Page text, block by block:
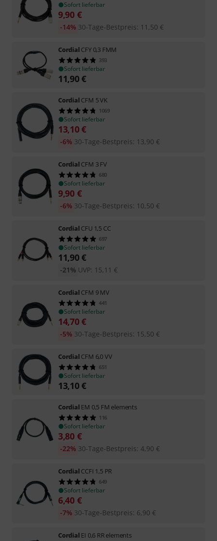
Sofort lieferbar
9,90 €
30-Tage-Bestpreis: 11,50 €
-14%
Cordial CFY 0,3 FMM
393
Sofort lieferbar
11,90€
Cordial CFM 5 VK
1069
Sofort lieferbar
13,10€
30-Tage-Bestpreis: 13,90 €
-6%
Cordial CFM 3 FV
680
Sofort lieferbar
9,90 €
30-Tage-Bestpreis: 10,50 €
-6%
Cordial CFU 1,5 CC
697
Sofort lieferbar
11,90€
UVP: 15,11 €
-21%
Cordial CFM 9 MV
441
Sofort lieferbar
14,70€
30-Tage-Bestpreis: 15,50 €
-5%
Cordial CFM 6,0 VV
651
Sofort lieferbar
13,10€
Cordial EM 0,5 FM elements
116
Sofort lieferbar
3,80 €
30-Tage-Bestpreis: 4,90 €
-22%
Cordial CCFI 1,5 PR
649
Sofort lieferbar
6,40 €
30-Tage-Bestpreis: 6,90 €
-7%
Cordial EI 0,6 RR elements